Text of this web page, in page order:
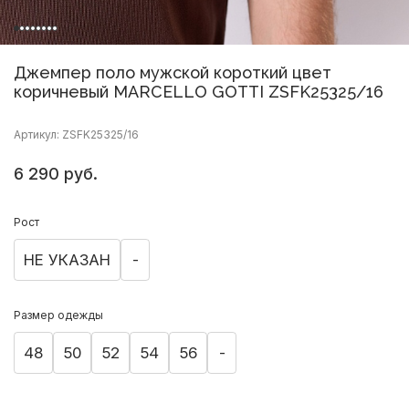
Джемпер поло мужской короткий цвет
коричневый MARCELLO GOTTI ZSFK25325/16
Артикул: ZSFK25325/16
6 290 руб.
Рост
НЕ УКАЗАН -
Размер одежды
48 50 52 54 56 -